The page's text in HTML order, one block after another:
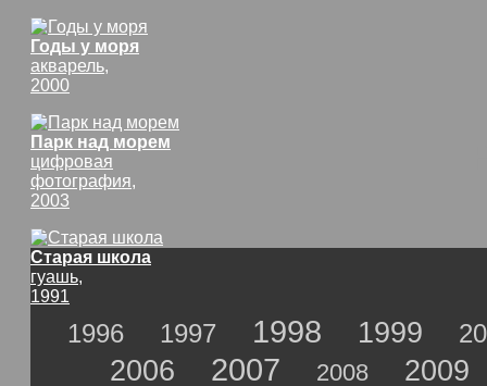
Годы у моря
акварель,
2000
Парк над морем
цифровая
фотография,
2003
Старая школа
гуашь,
1991
1996 1997 1998 1999
2006 2007 2008 2009